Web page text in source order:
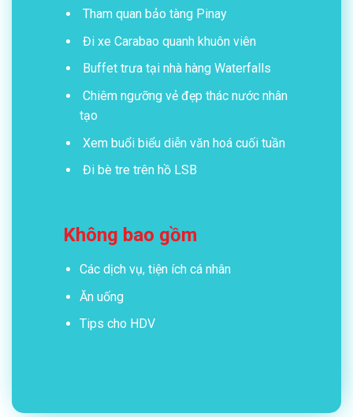
Tham quan bảo tàng Pinay
Đi xe Carabao quanh khuôn viên
Buffet trưa tại nhà hàng Waterfalls
Chiêm ngưỡng vẻ đẹp thác nước nhân
tạo
Xem buổi biểu diễn văn hoá cuối tuần
Đi bè tre trên hồ LSB
Không bao gồm
Các dịch vụ, tiện ích cá nhân
Ăn uống
Tips cho HDV